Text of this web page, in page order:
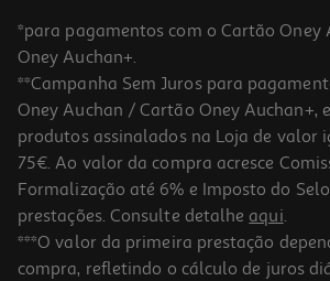
*para pagamentos com o Cartão Oney
Oney Auchan+.
**Campanha Sem Juros para
Oney Auchan / Cartão Oney Auchan+,
produtos assinalados na Loja de valor
75€. Ao valor da compra acresce
Formalização até 6% e Imposto do
prestações. Consulte detalhe aqui.
***O valor da primeira prestação
compra, refletindo o cálculo de juros